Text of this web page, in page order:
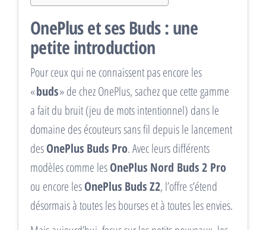
OnePlus et ses Buds : une
petite introduction
Pour ceux qui ne connaissent pas encore les
«buds» de chez OnePlus, sachez que cette gamme
a fait du bruit (jeu de mots intentionnel) dans le
domaine des écouteurs sans fil depuis le lancement
desOnePlus Buds Pro. Avec leurs différents
modèles comme lesOnePlus Nord Buds 2 Pro
ou encore lesOnePlus Buds Z2, l’offre s’étend
désormais à toutes les bourses et à toutes les envies.